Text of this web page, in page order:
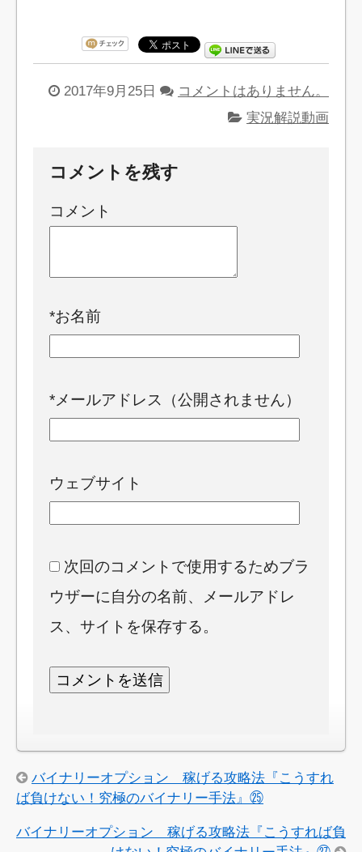
2017年9月25日
コメントはありません。
実況解説動画
コメントを残す
コメント
*お名前
*メールアドレス（公開されません）
ウェブサイト
次回のコメントで使用するためブラ
ウザーに自分の名前、メールアドレ
ス、サイトを保存する。
バイナリーオプション 稼げる攻略法『こうすれ
ば負けない！究極のバイナリー手法』㉕
バイナリーオプション 稼げる攻略法『こうすれば負